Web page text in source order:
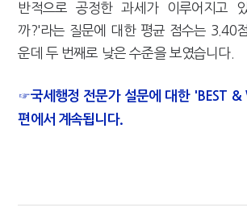
반적으로 공정한 과세가 이루어지고
까?'라는 질문에 대한 평균 점수는 3.40
운데 두 번째로 낮은 수준을 보였습니다.
☞국세행정 전문가 설문에 대한 'BEST
편에서 계속됩니다.